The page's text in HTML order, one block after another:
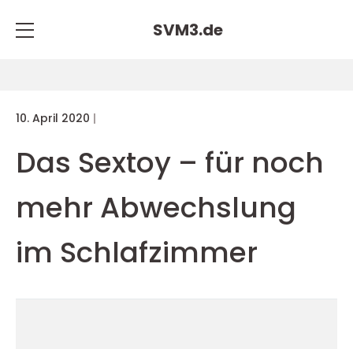
SVM3.de
10. April 2020
Das Sextoy – für noch
mehr Abwechslung
im Schlafzimmer